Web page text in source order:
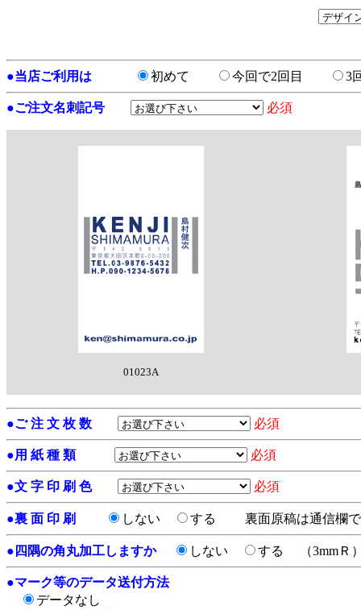
●当店ご利用は 初めて 今回で2回目 3
●ご注文名刺記号 必須
01023A
●ご 注 文 枚 数 必須
●用 紙 種 類 必須
●文 字 印 刷 色 必須
●裏 面 印 刷 しない する 裏面原稿は通信欄
● 四隅の角丸加工しますか しない する （3mmＲ
●マーク等のデータ送付方法
データなし